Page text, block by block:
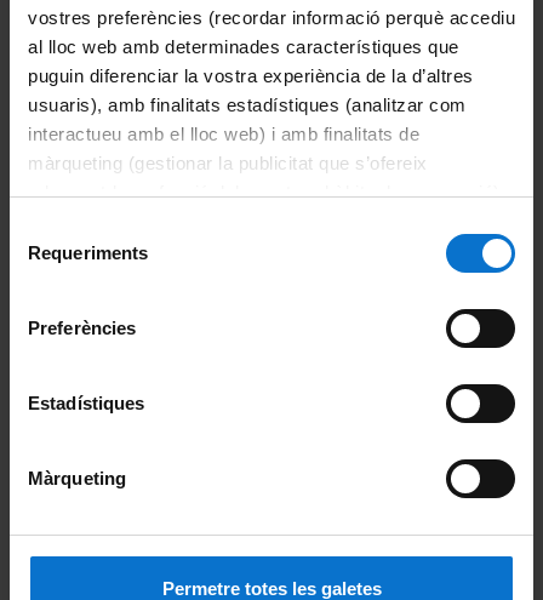
vostres preferències (recordar informació perquè accediu
al lloc web amb determinades característiques que
puguin diferenciar la vostra experiència de la d’altres
usuaris), amb finalitats estadístiques (analitzar com
interactueu amb el lloc web) i amb finalitats de
màrqueting (gestionar la publicitat que s’ofereix
adequant-la en funció dels vostres hàbits de navegació).
consultar laPolítica de galetes del lloc web de la
Requeriments
Preferències
Estadístiques
Màrqueting
Permetre totes les galetes
POTSER TAMBÉ
T'INTERESSA
Butlletí
Llengües